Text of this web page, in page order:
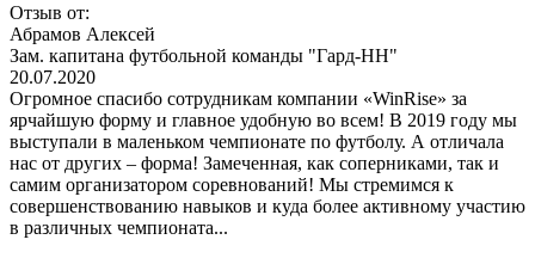
Отзыв от:
Абрамов Алексей
Зам. капитана футбольной команды "Гард-НН"
20.07.2020
Огромное спасибо сотрудникам компании «WinRise» за
ярчайшую форму и главное удобную во всем! В 2019 году мы
выступали в маленьком чемпионате по футболу. А отличала
нас от других – форма! Замеченная, как соперниками, так и
самим организатором соревнований! Мы стремимся к
совершенствованию навыков и куда более активному участию
в различных чемпионата...